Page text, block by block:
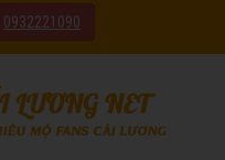
0932221090